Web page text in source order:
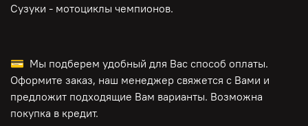
Сузуки - мотоциклы чемпионов.
💳 Мы подберем удобный для Вас способ оплаты.
Оформите заказ, наш менеджер свяжется с Вами и
предложит подходящие Вам варианты. Возможна
покупка в кредит.